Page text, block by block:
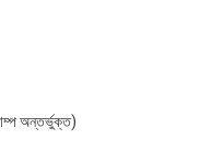
অন্তর্ভুক্ত)